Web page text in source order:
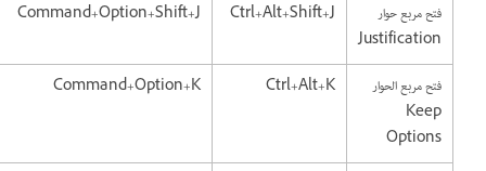
فتح مربع حوار
Justification
Ctrl+Alt+Shift+J
Command+Option+Shift+J
فتح مربع الحوار
Keep
Options
Ctrl+Alt+K
Command+Option+K